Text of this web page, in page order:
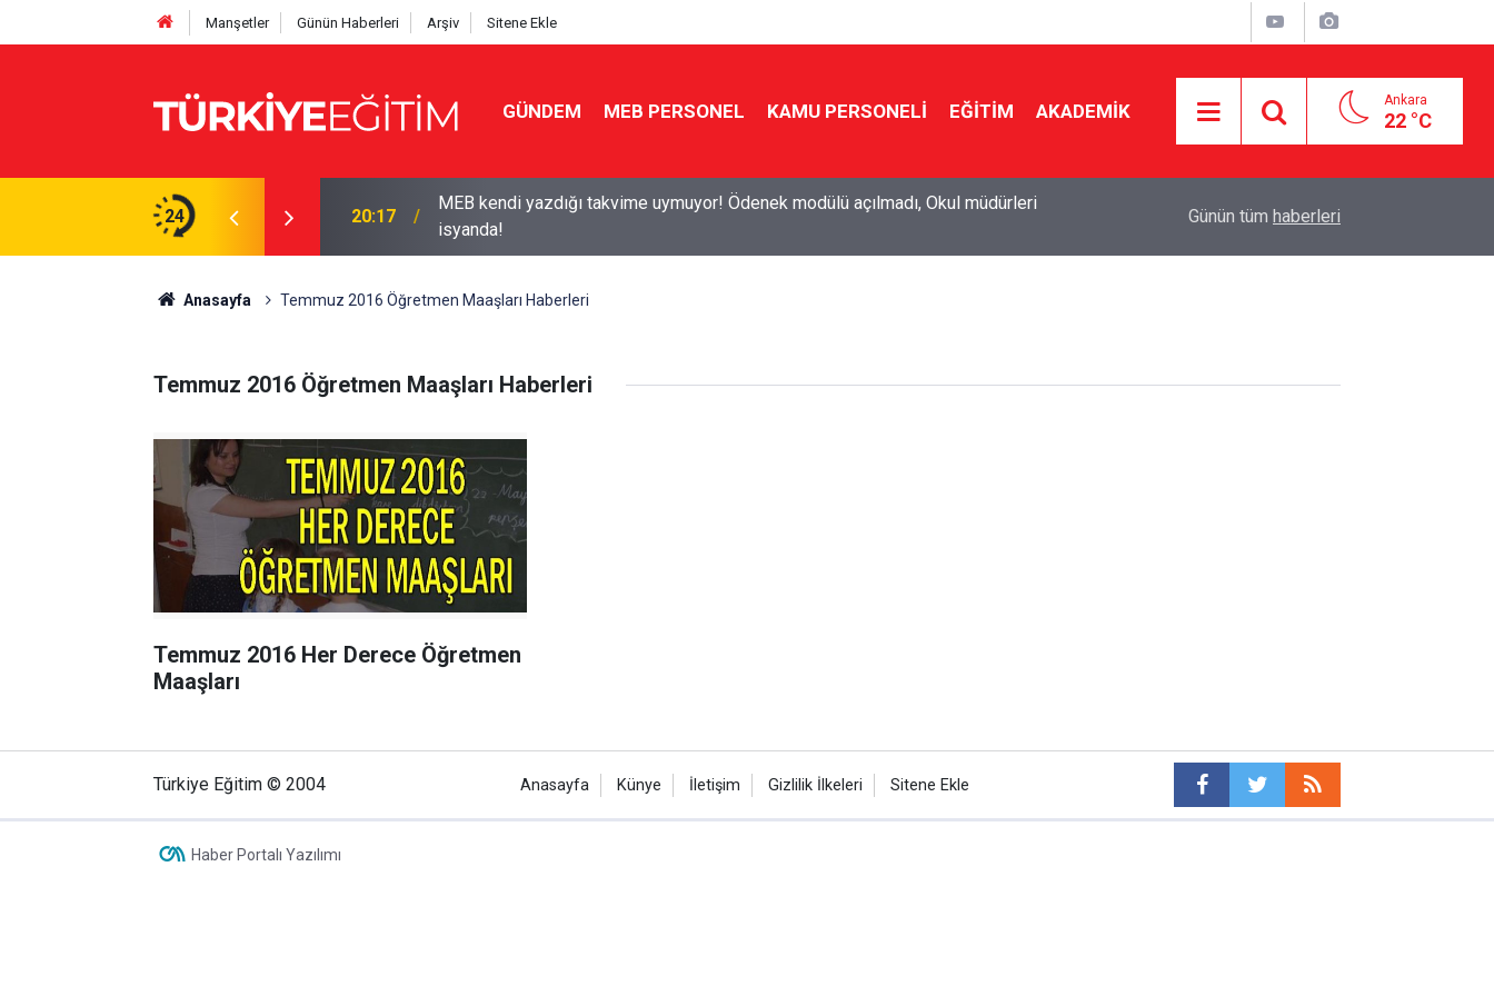
Manşetler Günün Haberleri Arşiv Sitene Ekle
GÜNDEM MEB PERSONEL KAMU PERSONELİ EĞİTİM AKADEMİK Ankara
22 °C
24
üyelerine kampanya 20:17
MEB kendi yazdığı takvime uymuyor! Ödenek modülü açılmadı, Okul müdürleri
isyanda!
2026-2027 ücretli öğretmenlik: Kimler
Günün tüm haberleri
Anasayfa Temmuz 2016 Öğretmen Maaşları Haberleri
Temmuz 2016 Öğretmen Maaşları Haberleri
Temmuz 2016 Her Derece Öğretmen
Maaşları
Türkiye Eğitim © 2004 Anasayfa Künye İletişim Gizlilik İlkeleri Sitene Ekle
Haber Portalı Yazılımı